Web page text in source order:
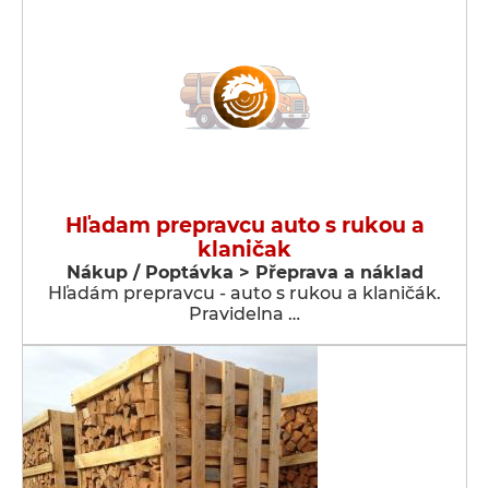
Hľadam prepravcu auto s rukou a
klaničak
Nákup / Poptávka > Přeprava a náklad
Hľadám prepravcu - auto s rukou a klaničák.
Pravidelna …